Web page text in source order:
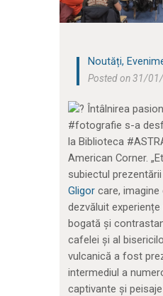
Noutăți,
Posted on 31/
Întâlnirea
#fotografie s-a
la Biblioteca
American Corner.
subiectul
Gligorcare, imagine
dezvăluit
bogată și
cafelei și al
vulcanică a fost
intermediul a
captivante și